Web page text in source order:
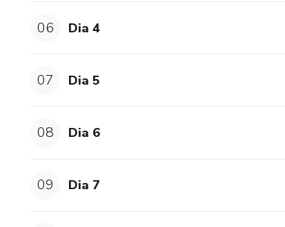
06 Dia 4
07 Dia 5
08 Dia 6
09 Dia 7